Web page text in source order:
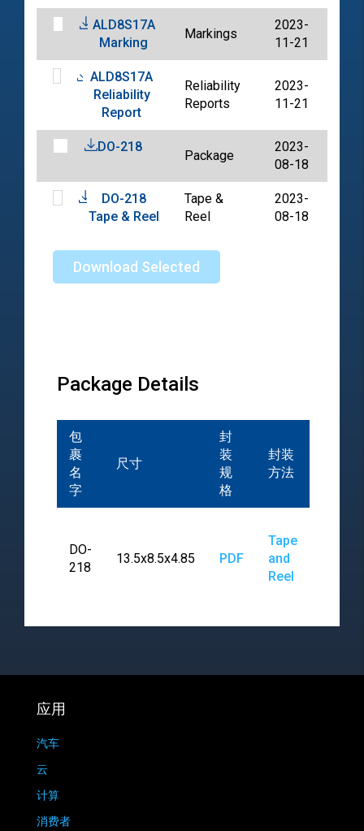
ALD8S17A
Marking
Markings
2023-
11-21
ALD8S17A
Reliability
Report
Reliability
Reports
2023-
11-21
DO-218
Package
2023-
08-18
DO-218
Tape & Reel
Tape &
Reel
2023-
08-18
Download Selected
Package Details
包
裹
名
字
尺寸
封
装
规
格
封装
方法
DO-
218
13.5x8.5x4.85 PDF
Tape
and
Reel
应用
汽车
云
计算
消费者